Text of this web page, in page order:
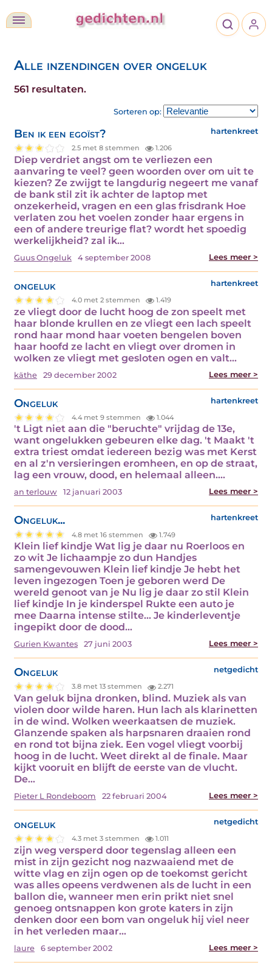
Alle inzendingen over ongeluk
561 resultaten.
Sorteren op:
Ben ik een egoïst? hartenkreet
2.5 met 8 stemmen 1.206
Diep verdriet angst om te verliezen een
aanvaring te veel? geen woorden over om uit te
kiezen? Ze zwijgt te langdurig negeert me vanaf
de bank stil zit ik achter de laptop met
onzekerheid, vragen en een glas frisdrank Hoe
verlaten zou het voelen zonder haar ergens in
een of andere treurige flat? wordt het spoedig
werkelijkheid? zal ik…
Guus Ongeluk 4 september 2008 Lees meer >
ongeluk hartenkreet
4.0 met 2 stemmen 1.419
ze vliegt door de lucht hoog de zon speelt met
haar blonde krullen en ze vliegt een lach speelt
rond haar mond haar voeten bengelen boven
haar hoofd ze lacht en vliegt over dromen in
wolken ze vliegt met gesloten ogen en valt…
käthe 29 december 2002 Lees meer >
Ongeluk hartenkreet
4.4 met 9 stemmen 1.044
't Ligt niet aan die "beruchte" vrijdag de 13e,
want ongelukken gebeuren elke dag. 't Maakt 't
extra triest omdat iedereen bezig was met Kerst
en al z'n versieringen eromheen, en op de straat,
lag een vrouw, dood, en helemaal alleen.…
an terlouw 12 januari 2003 Lees meer >
Ongeluk... hartenkreet
4.8 met 16 stemmen 1.749
Klein lief kindje Wat lig je daar nu Roerloos en
zo wit Je lichaampje zo dun Handjes
samengevouwen Klein lief kindje Je hebt het
leven ingezogen Toen je geboren werd De
wereld genoot van je Nu lig je daar zo stil Klein
lief kindje In je kinderspel Rukte een auto je
mee Daarna intense stilte... Je kinderleventje
ingepikt door de dood…
Gurien Kwantes 27 juni 2003 Lees meer >
Ongeluk netgedicht
3.8 met 13 stemmen 2.271
Van geluk bijna dronken, blind. Muziek als van
violen door wilde haren. Hun lach als klarinetten
in de wind. Wolken weerkaatsen de muziek.
Glanzende spaken als harpsnaren draaien rond
en rond tot bijna ziek. Een vogel vliegt voorbij
hoog in de lucht. Weet direkt al de finale. Maar
kijkt vooruit en blijft de eerste van de vlucht.
De…
Pieter L Rondeboom 22 februari 2004 Lees meer >
ongeluk netgedicht
4.3 met 3 stemmen 1.011
zijn weg versperd door tegenslag alleen een
mist in zijn gezicht nog nazwaaiend met de
witte vlag en zijn ogen op de toekomst gericht
was alles opeens verdwenen als de lucht in een
ballon die, wanneer men erin prikt niet snel
genoeg ontsnappen kon grote katers in zijn
denken door een bom van ongeluk hij viel neer
in het verleden maar…
laure 6 september 2002 Lees meer >